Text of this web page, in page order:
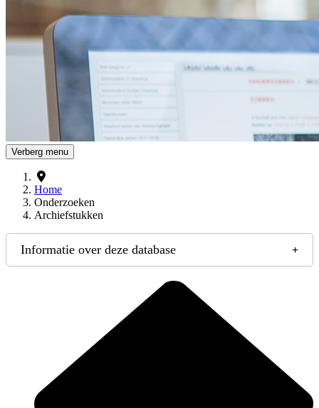
Verberg menu
Home
Onderzoeken
Archiefstukken
Informatie over deze database